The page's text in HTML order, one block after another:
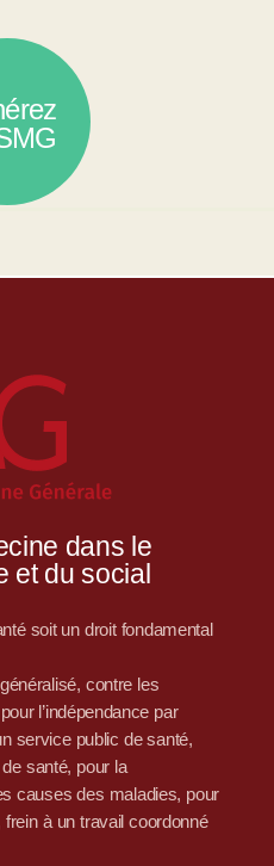
dans le
et du social
soit un droit fondamental
contre les
l’indépendance par
service public de santé,
santé, pour la
causes des maladies, pour
frein à un travail coordonné